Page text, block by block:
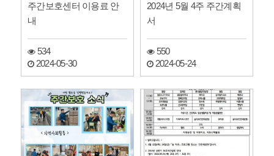
주간보호센터 이용료 안
내
534
2024-05-30
2024년 5월 4주 주간계획
서
550
2024-05-24